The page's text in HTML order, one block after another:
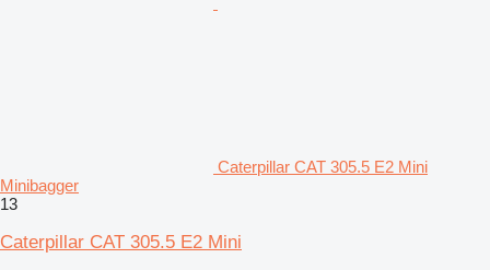
Caterpillar CAT 305.5 E2 Mini
Minibagger
13
Caterpillar CAT 305.5 E2 Mini